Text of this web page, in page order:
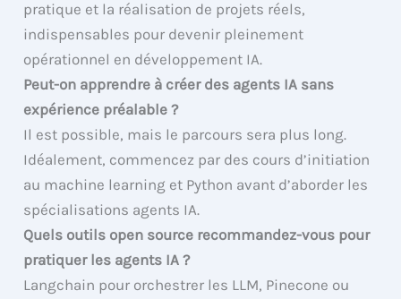
pratique et la réalisation de projets réels,
indispensables pour devenir pleinement
opérationnel en développement IA.
Peut-on apprendre à créer des agents IA sans
expérience préalable ?
Il est possible, mais le parcours sera plus long.
Idéalement, commencez par des cours d’initiation
au machine learning et Python avant d’aborder les
spécialisations agents IA.
Quels outils open source recommandez-vous pour
pratiquer les agents IA ?
Langchain pour orchestrer les LLM, Pinecone ou